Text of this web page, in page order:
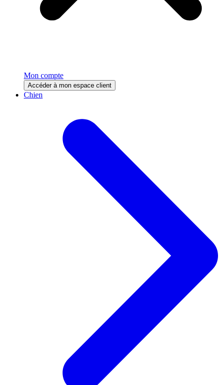
Mon compte
Accéder à mon espace client
Chien